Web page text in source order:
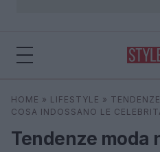
Cerca
HOME » LIFESTYLE »
COSA INDOSSANO LE
Tendenze moda